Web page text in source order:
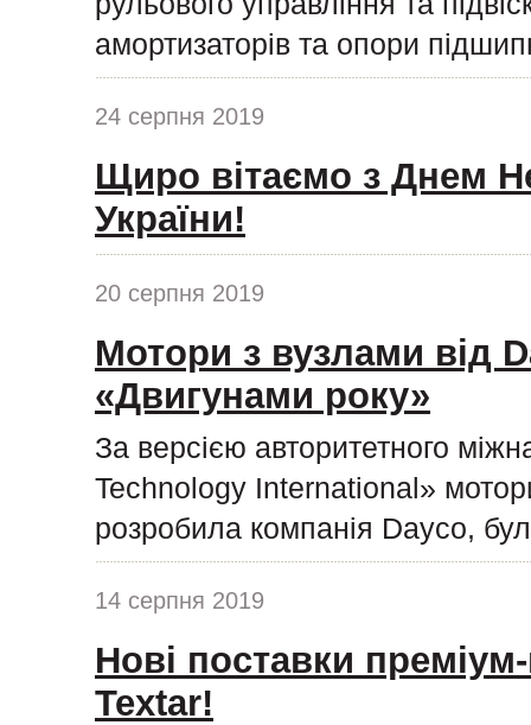
амортизаторів та опори
24 серпня 2019
Щиро вітаємо з Днем
України!
20 серпня 2019
Мотори з вузлами від
«Двигунами року»
За версією авторитетного
Technology International»
розробила компанія Dayco,
14 серпня 2019
Нові поставки
Textar!